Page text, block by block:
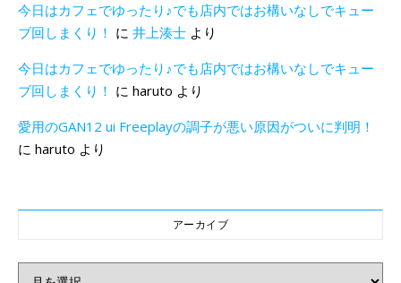
今日はカフェでゆったり♪でも店内ではお構いなしでキュー
ブ回しまくり！ に 井上湊士 より
今日はカフェでゆったり♪でも店内ではお構いなしでキュー
ブ回しまくり！ に haruto より
愛用のGAN12 ui Freeplayの調子が悪い原因がついに判明！
に haruto より
アーカイブ
アーカイブ